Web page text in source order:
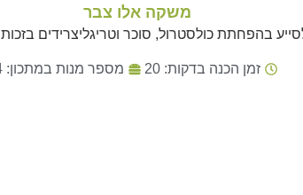
משקה אלו צבר
בהפחתת כולסטרול, סוכר וטריגליצרידים בזכות
זמן הכנה בדקות: 20 מספר מנות במתכון: 4